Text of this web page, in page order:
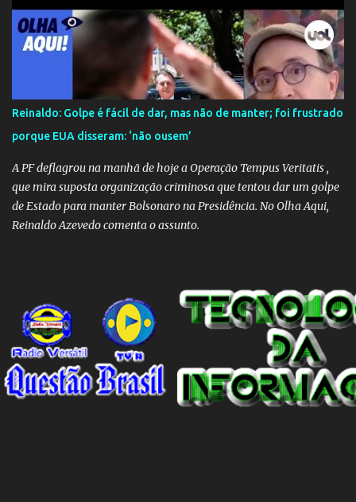
Reinaldo: Golpe é fácil de dar, mas não de manter; foi frustrado
porque EUA disseram: ‘não ousem’
A PF deflagrou na manhã de hoje a Operação Tempus Veritatis ,
que mira suposta organização criminosa que tentou dar um golpe
de Estado para manter Bolsonaro na Presidência. No Olha Aqui,
Reinaldo Azevedo comenta o assunto.